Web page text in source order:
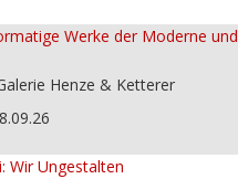
Werke der Moderne und
Henze & Ketterer
Wir Ungestalten